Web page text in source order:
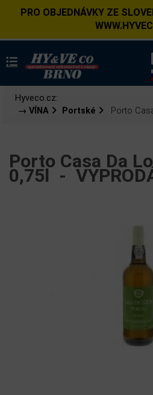
PRO OBJEDNÁVKY ZE
Hyveco.cz:
→ VÍNA
Portské Porto
Porto Casa Da
0,75l -